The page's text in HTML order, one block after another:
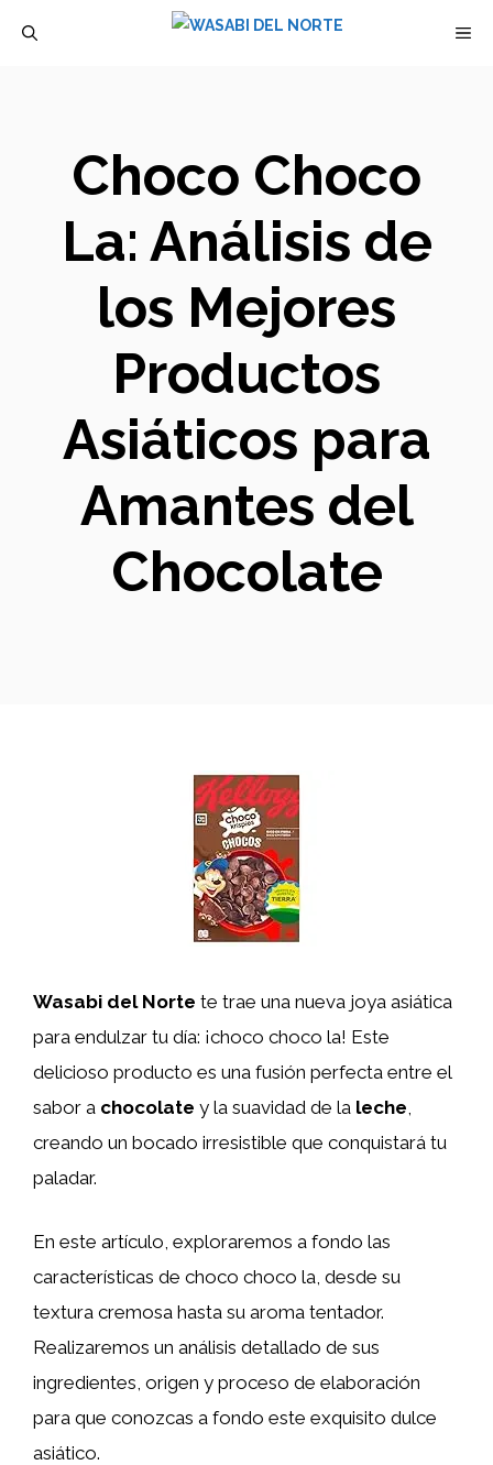
Choco Choco
La: Análisis de
los Mejores
Productos
Asiáticos para
Amantes del
Chocolate
Wasabi del Norte te trae una nueva joya asiática
para endulzar tu día: ¡choco choco la! Este
delicioso producto es una fusión perfecta entre el
sabor a chocolate y la suavidad de la leche,
creando un bocado irresistible que conquistará tu
paladar.
En este artículo, exploraremos a fondo las
características de choco choco la, desde su
textura cremosa hasta su aroma tentador.
Realizaremos un análisis detallado de sus
ingredientes, origen y proceso de elaboración
para que conozcas a fondo este exquisito dulce
asiático.